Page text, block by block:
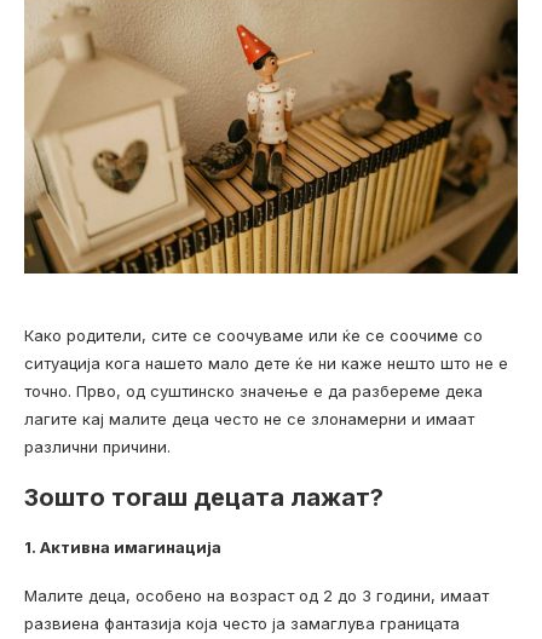
Како родители, сите се соочуваме или ќе се соочиме со
ситуација кога нашето мало дете ќе ни каже нешто што не е
точно. Прво, од суштинско значење е да разбереме дека
лагите кај малите деца често не се злонамерни и имаат
различни причини.
Зошто тогаш децата лажат?
1. Активна имагинација
Малите деца, особено на возраст од 2 до 3 години, имаат
развиена фантазија која често ја замаглува границата